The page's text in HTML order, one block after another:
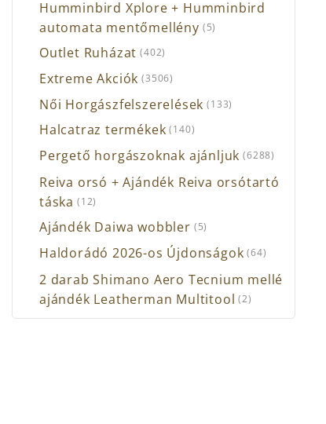
Humminbird Xplore + Humminbird
automata mentőmellény (5)
Outlet Ruházat (402)
Extreme Akciók (3506)
Női Horgászfelszerelések (133)
Halcatraz termékek (140)
Pergető horgászoknak ajánljuk (6288)
Reiva orsó + Ajándék Reiva orsótartó
táska (12)
Ajándék Daiwa wobbler (5)
Haldorádó 2026-os Újdonságok (64)
2 darab Shimano Aero Tecnium mellé
ajándék Leatherman Multitool (2)